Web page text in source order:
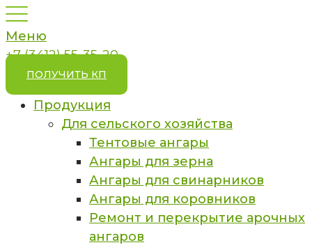
Меню
+7 (3412) 55-35-20
ПОЛУЧИТЬ КП
Продукция
Для сельского хозяйства
Тентовые ангары
Ангары для зерна
Ангары для свинарников
Ангары для коровников
Ремонт и перекрытие арочных
ангаров